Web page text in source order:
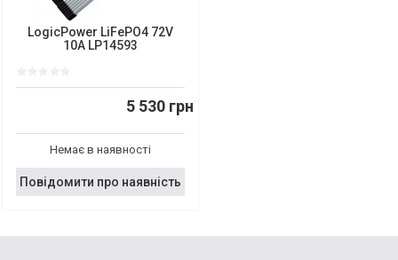
LogicPower LiFePO4 72V
10A LP14593
5 530 грн
Немає в наявності
Повідомити про наявність